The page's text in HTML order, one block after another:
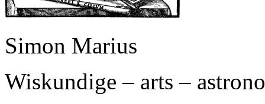
Simon Marius
Wiskundige – arts –